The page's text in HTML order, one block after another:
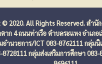
2020. All Rights Reserved. สำนั
ก 4 ถนนท่าเรือ ตำบลระแหง อำเภอ
ำนวยการ/ICT 083-8762111 กลุ่มนิ
8728111 กลุ่มส่งเสริมการศึกษา